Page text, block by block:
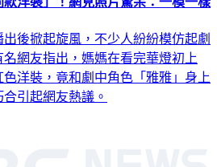
後掀起旋風，不少人紛紛模仿起劇
網友指出，媽媽在看完華燈初上
洋裝，竟和劇中角色「雅雅」身上
引起網友熱議。